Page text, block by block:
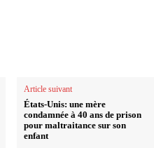
Article suivant
États-Unis: une mère
condamnée à 40 ans de prison
pour maltraitance sur son
enfant